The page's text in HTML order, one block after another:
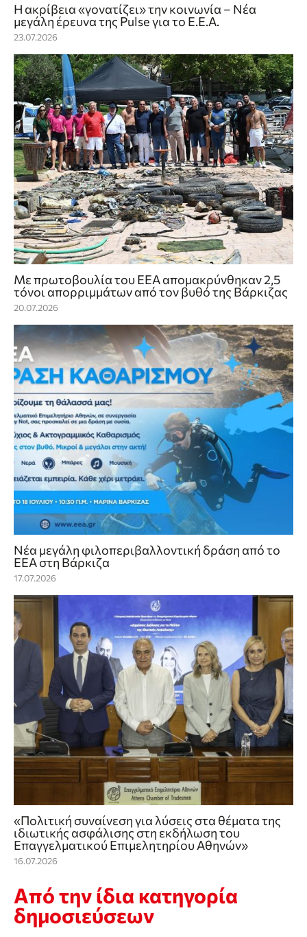
Η ακρίβεια «γονατίζει» την κοινωνία – Νέα
μεγάλη έρευνα της Pulse για το Ε.Ε.Α.
23.07.2026
Με πρωτοβουλία του ΕΕΑ απομακρύνθηκαν 2,5
τόνοι απορριμμάτων από τον βυθό της Βάρκιζας
20.07.2026
Νέα μεγάλη φιλοπεριβαλλοντική δράση από το
ΕΕΑ στη Βάρκιζα
17.07.2026
«Πολιτική συναίνεση για λύσεις στα θέματα της
ιδιωτικής ασφάλισης στη εκδήλωση του
Επαγγελματικού Επιμελητηρίου Αθηνών»
16.07.2026
Από την ίδια κατηγορία
δημοσιεύσεων